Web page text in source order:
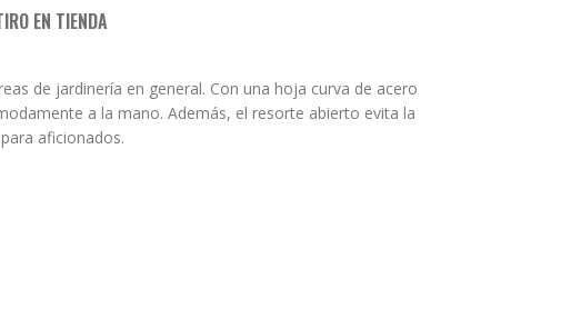
EN TIENDA
de jardinería en general. Con una hoja curva de acero
a la mano. Además, el resorte abierto evita la
aficionados.